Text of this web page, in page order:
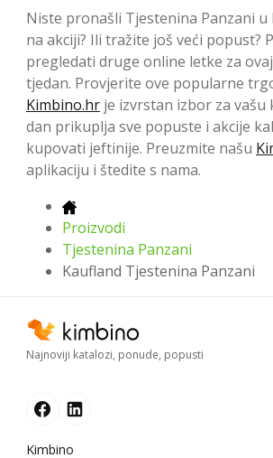
Niste pronašli Tjestenina Panzani u
na akciji? Ili tražite još veći popust?
pregledati druge online letke za
tjedan. Provjerite ove popularne
Kimbino.hr je izvrstan izbor za vašu
dan prikuplja sve popuste i akcije
kupovati jeftinije. Preuzmite našu
aplikaciju i štedite s nama.
Proizvodi
Tjestenina Panzani
Kaufland Tjestenina Panzani
Najnoviji katalozi, ponude, popusti
Kimbino